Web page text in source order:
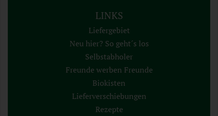
LINKS
Liefergebiet
Neu hier? So geht´s los
Selbstabholer
Freunde werben Freunde
Biokisten
Lieferverschiebungen
Rezepte